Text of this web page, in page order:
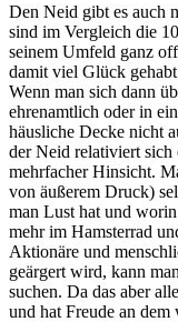
Den Neid gibt es auch
sind im Vergleich die
seinem Umfeld ganz
damit viel Glück
Wenn man sich dann
ehrenamtlich oder in
häusliche Decke nicht
der Neid relativiert sich
mehrfacher Hinsicht.
von äußerem Druck)
man Lust hat und
mehr im Hamsterrad
Aktionäre und
geärgert wird, kann
suchen. Da das aber
und hat Freude an dem